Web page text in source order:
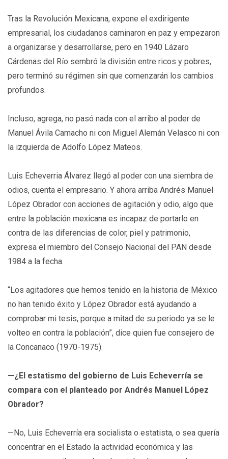
Tras la Revolución Mexicana, expone el exdirigente
empresarial, los ciudadanos caminaron en paz y empezaron
a organizarse y desarrollarse, pero en 1940 Lázaro
Cárdenas del Río sembró la división entre ricos y pobres,
pero terminó su régimen sin que comenzarán los cambios
profundos.
Incluso, agrega, no pasó nada con el arribo al poder de
Manuel Ávila Camacho ni con Miguel Alemán Velasco ni con
la izquierda de Adolfo López Mateos.
Luis Echeverria Álvarez llegó al poder con una siembra de
odios, cuenta el empresario. Y ahora arriba Andrés Manuel
López Obrador con acciones de agitación y odio, algo que
entre la población mexicana es incapaz de portarlo en
contra de las diferencias de color, piel y patrimonio,
expresa el miembro del Consejo Nacional del PAN desde
1984 a la fecha.
“Los agitadores que hemos tenido en la historia de México
no han tenido éxito y López Obrador está ayudando a
comprobar mi tesis, porque a mitad de su periodo ya se le
volteo en contra la población”, dice quien fue consejero de
la Concanaco (1970-1975).
—¿El estatismo del gobierno de Luis Echeverría se
compara con el planteado por Andrés Manuel López
Obrador?
—No, Luis Echeverría era socialista o estatista, o sea quería
concentrar en el Estado la actividad económica y las